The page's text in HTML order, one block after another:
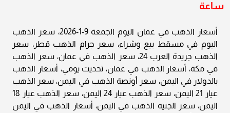
ساعة
أسعار الذهب في عمان اليوم الجمعة 9-1-2026، سعر الذهب
اليوم في مسقط بيع وشراء، سعر جرام الذهب قطر، سعر
الذهب جريدة العرب 24، سعر الذهب في عمان، سعر الذهب
في مكة، أسعار الذهب في عمان، تحديث يومي، أسعار الذهب
بالدولار في اليمن، سعر أونصة الذهب في اليمن، سعر الذهب
عيار 21 اليمن، سعر الذهب عيار 24 اليمن، سعر الذهب عيار 18
اليمن، سعر الجنيه الذهب في اليمن، أسعار الذهب في اليمن